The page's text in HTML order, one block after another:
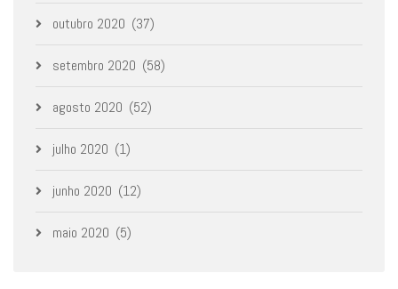
outubro 2020 (37)
setembro 2020 (58)
agosto 2020 (52)
julho 2020 (1)
junho 2020 (12)
maio 2020 (5)